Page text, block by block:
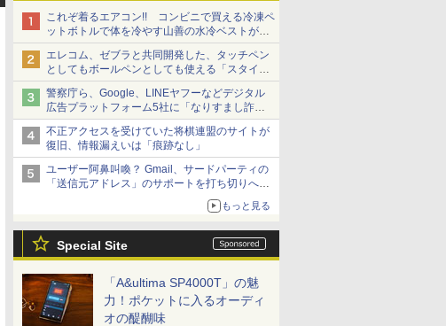
これぞ着るエアコン!! コンビニで買える冷凍ペ
ットボトルで体を冷やす山善の水冷ベストがロ
ードバイクにちょうどいい【ぼっち・ざ・ろー
ど！その14】【空いた時間でなにしてる？】
エレコム、ゼブラと共同開発した、タッチペン
としてもボールペンとしても使える「スタイラ
スツーウェイ」発売 iPadにも紙にも、持ち替
えずに書き込める
警察庁ら、Google、LINEヤフーなどデジタル
広告プラットフォーム5社に「なりすまし詐欺
広告」対策強化を要請 著名人の写真や映像を
使った投資詐欺などへの対策として
不正アクセスを受けていた将棋連盟のサイトが
復旧、情報漏えいは「痕跡なし」
ユーザー阿鼻叫喚？ Gmail、サードパーティの
「送信元アドレス」のサポートを打ち切りへ
もっと見る
Special Site
「A&ultima SP4000T」の魅
力！ポケットに入るオーディ
オの醍醐味